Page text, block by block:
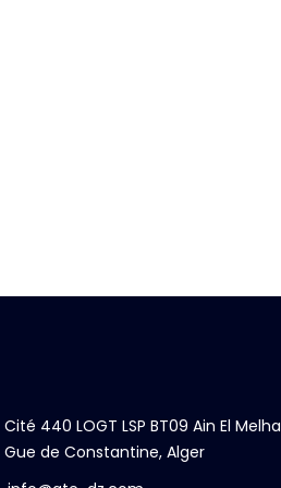
Cité 440 LOGT LSP BT09 Ain El Melha
Gue de Constantine, Alger